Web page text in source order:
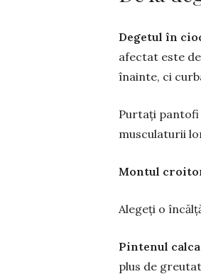
Degetul în
afectat este
înainte, ci
Purtați pantofi
musculaturii
Montul
Alegeți o
Pintenul
plus de